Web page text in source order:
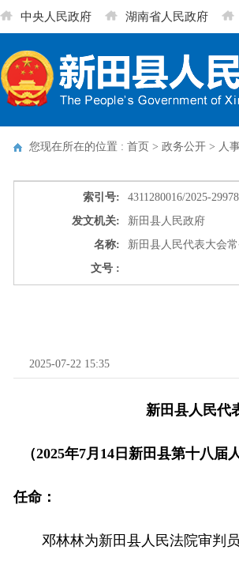
中央人民政府 湖南省人民政府
您现在所在的位置 : 首页 > 政务公开 > 人
索引号:
4311280016/2025-29978
发文机关:
新田县人民政府
名称:
新田县人民代表大会
文号 :
2025-07-22 15:35
新田县人民代
（2025年7月14日新田县第十八
任命：
邓林林为新田县人民法院审判员